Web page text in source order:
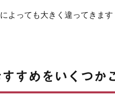
よっても大きく違ってきます
すめをいくつか